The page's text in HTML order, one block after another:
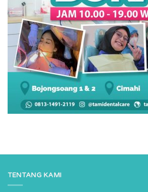
TENTANG KAMI